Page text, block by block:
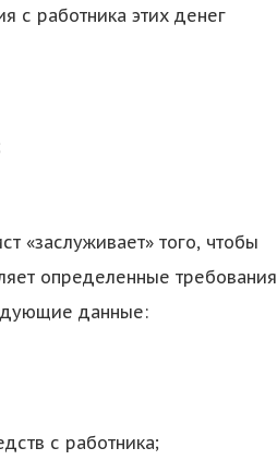
с работника этих денег
«заслуживает» того, чтобы
определенные требования
данные:
с работника;